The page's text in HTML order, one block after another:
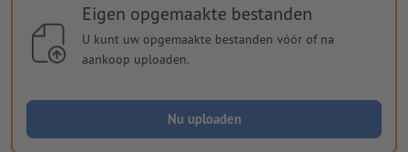
Eigen opgemaakte bestanden
U kunt uw opgemaakte bestanden vóór of na
aankoop uploaden.
Nu uploaden